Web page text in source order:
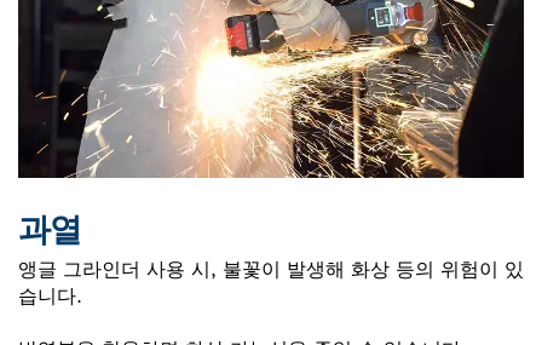
과열
앵글 그라인더 사용 시, 불꽃이 발생해 화상 등의 위험이 있
습니다.